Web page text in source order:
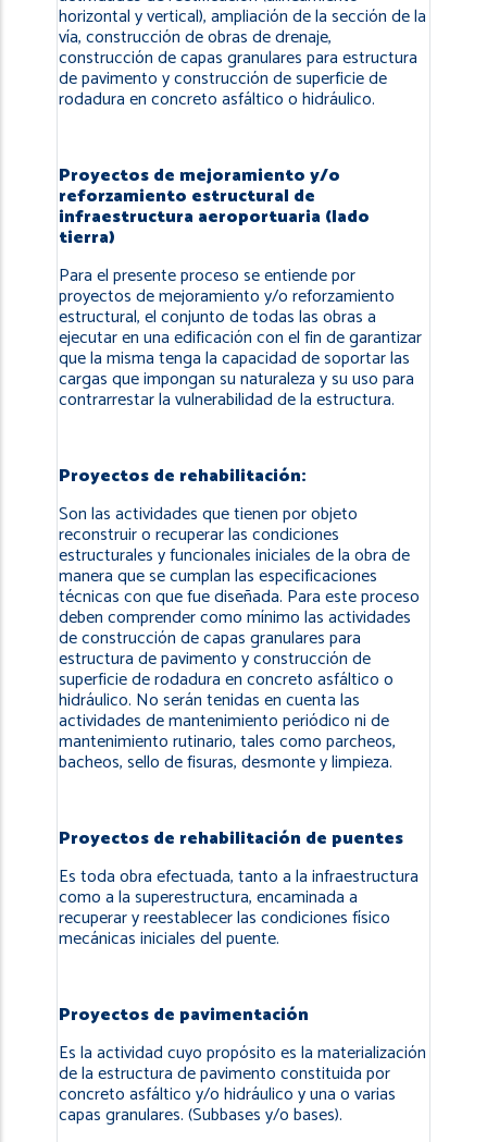
horizontal y vertical), ampliación de la sección de la
vía, construcción de obras de drenaje,
construcción de capas granulares para estructura
de pavimento y construcción de superficie de
rodadura en concreto asfáltico o hidráulico.
Proyectos de mejoramiento y/o
reforzamiento estructural de
infraestructura aeroportuaria (lado
tierra)
Para el presente proceso se entiende por
proyectos de mejoramiento y/o reforzamiento
estructural, el conjunto de todas las obras a
ejecutar en una edificación con el fin de garantizar
que la misma tenga la capacidad de soportar las
cargas que impongan su naturaleza y su uso para
contrarrestar la vulnerabilidad de la estructura.
Proyectos de rehabilitación:
Son las actividades que tienen por objeto
reconstruir o recuperar las condiciones
estructurales y funcionales iniciales de la obra de
manera que se cumplan las especificaciones
técnicas con que fue diseñada. Para este proceso
deben comprender como mínimo las actividades
de construcción de capas granulares para
estructura de pavimento y construcción de
superficie de rodadura en concreto asfáltico o
hidráulico. No serán tenidas en cuenta las
actividades de mantenimiento periódico ni de
mantenimiento rutinario, tales como parcheos,
bacheos, sello de fisuras, desmonte y limpieza.
Proyectos de rehabilitación de puentes
Es toda obra efectuada, tanto a la infraestructura
como a la superestructura, encaminada a
recuperar y reestablecer las condiciones físico
mecánicas iniciales del puente.
Proyectos de pavimentación
Es la actividad cuyo propósito es la materialización
de la estructura de pavimento constituida por
concreto asfáltico y/o hidráulico y una o varias
capas granulares. (Subbases y/o bases).